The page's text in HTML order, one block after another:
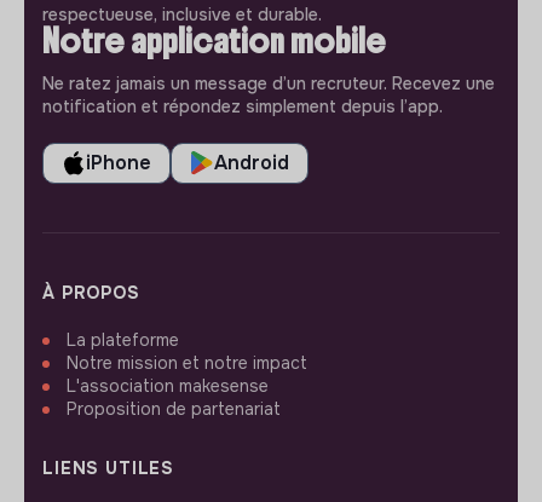
respectueuse, inclusive et durable.
Notre application mobile
Ne ratez jamais un message d’un recruteur. Recevez une
notification et répondez simplement depuis l’app.
iPhone Android
À PROPOS
La plateforme
Notre mission et notre impact
L'association makesense
Proposition de partenariat
LIENS UTILES